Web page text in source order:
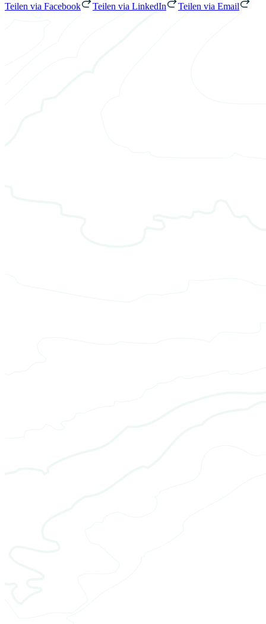
Teilen via Facebook
Teilen via LinkedIn Teilen via Email